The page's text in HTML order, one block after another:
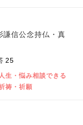
謙信公念持仏・真
25
生・悩み相談できる
祷・祈願